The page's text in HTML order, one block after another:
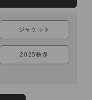
ジャケット
2025秋冬